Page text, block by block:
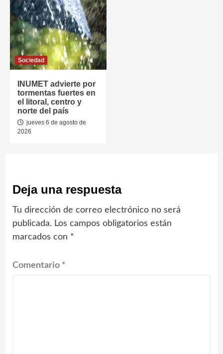
Sociedad
INUMET advierte por
tormentas fuertes en
el litoral, centro y
norte del país
jueves 6 de agosto de
2026
Deja una respuesta
Tu dirección de correo electrónico no será
publicada. Los campos obligatorios están
marcados con *
Comentario *